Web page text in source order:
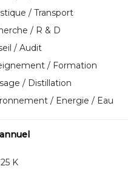
/ Transport
/ R & D
/ Audit
/ Formation
/ Distillation
/ Energie / Eau
K